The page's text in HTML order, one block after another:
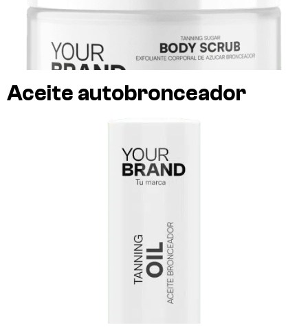
Aceite autobronceador